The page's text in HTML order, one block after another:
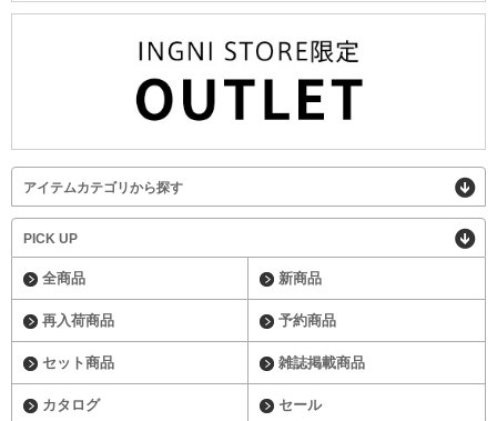
アイテムカテゴリから探す
PICK UP
全商品 新商品
再入荷商品 予約商品
セット商品 雑誌掲載商品
カタログ セール